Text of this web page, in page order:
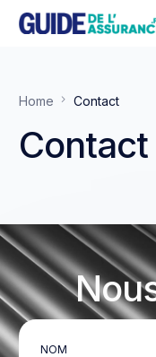
Home Contact
Contact
NOM